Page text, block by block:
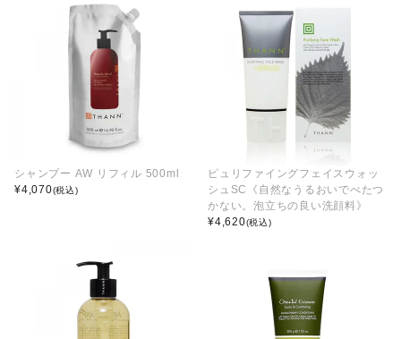
シャンプー AW リフィル 500ml
¥4,070(税込)
ピュリファイングフェイスウォッ
シュSC《自然なうるおいでべたつ
かない。泡立ちの良い洗顔料》
¥4,620(税込)